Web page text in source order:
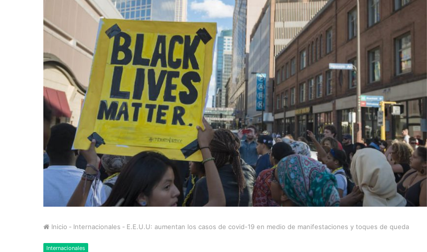
Inicio - Internacionales - E.E.U.U: aumentan los casos de covid-19 en medio de manifestaciones y toques de queda
Internacionales